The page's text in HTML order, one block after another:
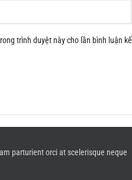
trình duyệt này cho lần bình luận kế
parturient orci at scelerisque neque